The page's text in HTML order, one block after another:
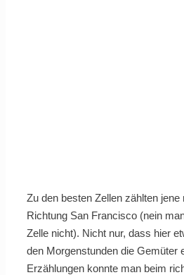
Zu den besten Zellen zählten
Richtung San Francisco (nein
Zelle nicht). Nicht nur, dass hier
den Morgenstunden die Gemüter
Erzählungen konnte man beim